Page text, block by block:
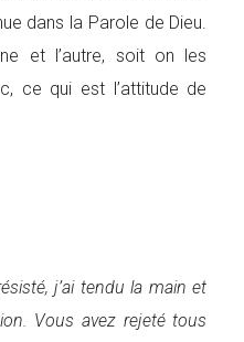
dans la Parole de Dieu.
et l’autre, soit on les
ce qui est l’attitude de
j’ai tendu la main et
Vous avez rejeté tous